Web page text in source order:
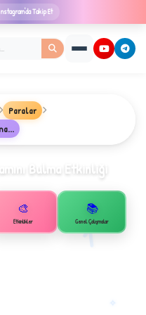
Takip Et
★
✧
Paralar
Bulma Etkinliği
🎨
Etkinlikler
📚
Genel Çalışmalar
1